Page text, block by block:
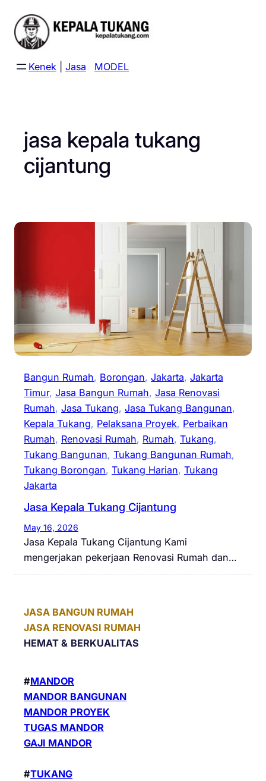
content
Kenek Jasa MODEL
jasa kepala tukang
cijantung
Bangun Rumah, Borongan, Jakarta, Jakarta
Timur, Jasa Bangun Rumah, Jasa Renovasi
Rumah, Jasa Tukang, Jasa Tukang Bangunan
Kepala Tukang, Pelaksana Proyek, Perbaikan
Rumah, Renovasi Rumah, Rumah, Tukang
Tukang Bangunan, Tukang Bangunan Rumah
Tukang Borongan, Tukang Harian, Tukang
Jakarta
Jasa Kepala Tukang Cijantung
May 16, 2026
Jasa Kepala Tukang Cijantung Kami
mengerjakan pekerjaan Renovasi Rumah dan…
JASA BANGUN RUMAH
JASA RENOVASI RUMAH
HEMAT & BERKUALITAS
#MANDOR
MANDOR BANGUNAN
MANDOR PROYEK
TUGAS MANDOR
GAJI MANDOR
#TUKANG